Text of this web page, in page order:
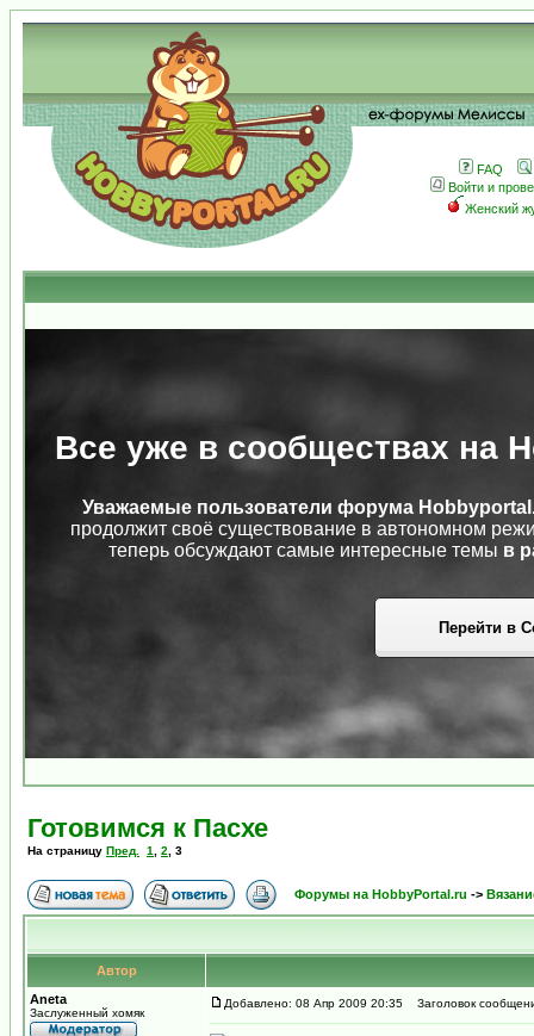
FAQ
Войти и
Женский
Все уже в сообществах на
Уважаемые пользователи форума
продолжит своё существование в автономном
теперь обсуждают самые интересные темы в
Перейти в
Готовимся к Пасхе
На страницу Пред. 1 2 3
Форумы на HobbyPortal.ru ->
Автор
Aneta
Заслуженный хомяк
Добавлено: 08 Апр 2009 20:35 Заголовок